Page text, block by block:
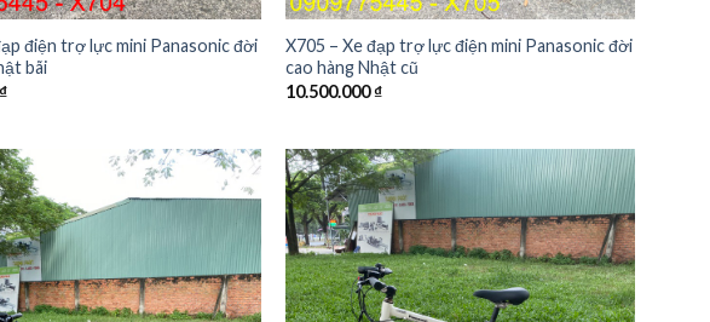
điện trợ lực mini Panasonic đời
bãi
₫
X705 – Xe đạp trợ lực điện mini Panasonic đời
cao hàng Nhật cũ
10.500.000₫